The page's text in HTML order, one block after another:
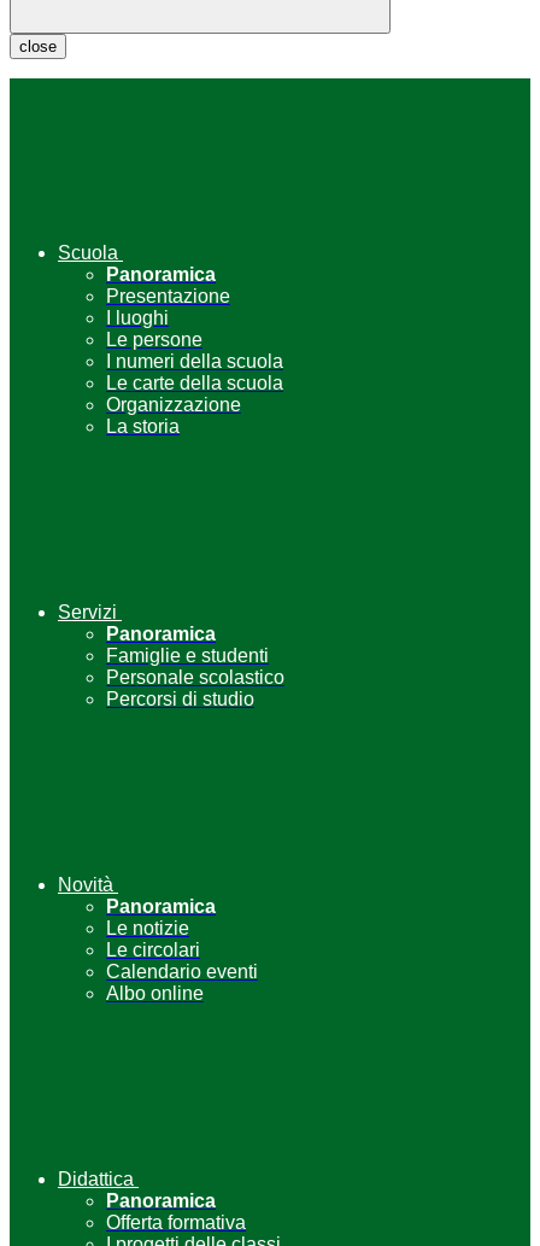
close
Scuola
Panoramica
Presentazione
I luoghi
Le persone
I numeri della scuola
Le carte della scuola
Organizzazione
La storia
Servizi
Panoramica
Famiglie e studenti
Personale scolastico
Percorsi di studio
Novità
Panoramica
Le notizie
Le circolari
Calendario eventi
Albo online
Didattica
Panoramica
Offerta formativa